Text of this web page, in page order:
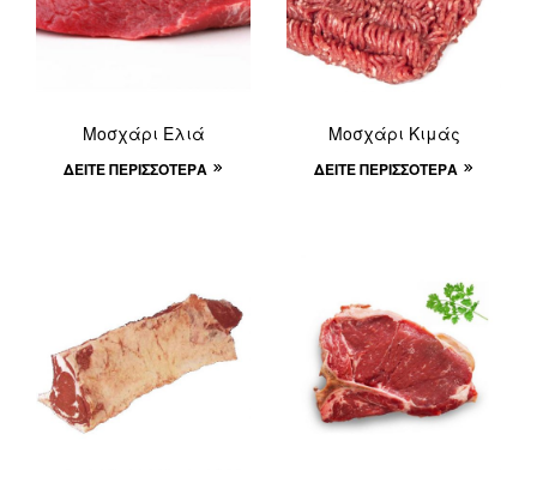
Μοσχάρι Ελιά
ΔΕΊΤΕ ΠΕΡΙΣΣΌΤΕΡΑ
Μοσχάρι Κιμάς
ΔΕΊΤΕ ΠΕΡΙΣΣΌΤΕΡΑ